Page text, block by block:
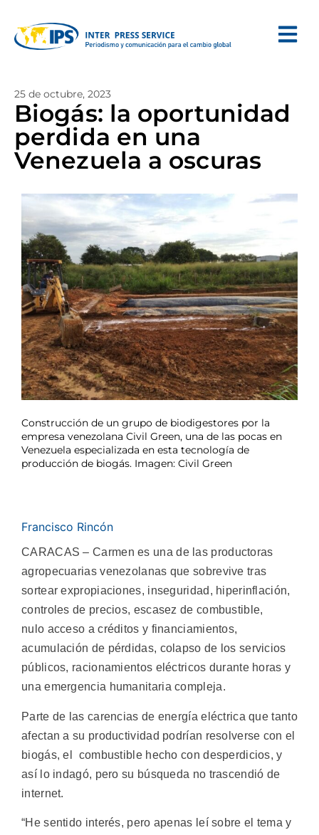
25 de octubre, 2023
Biogás: la oportunidad
perdida en una
Venezuela a oscuras
Construcción de un grupo de biodigestores por la
empresa venezolana Civil Green, una de las pocas en
Venezuela especializada en esta tecnología de
producción de biogás. Imagen: Civil Green
Francisco Rincón
CARACAS – Carmen es una de las productoras
agropecuarias venezolanas que sobrevive tras
sortear expropiaciones, inseguridad, hiperinflación,
controles de precios, escasez de combustible,
nulo acceso a créditos y financiamientos,
acumulación de pérdidas, colapso de los servicios
públicos, racionamientos eléctricos durante horas y
una emergencia humanitaria compleja.
Parte de las carencias de energía eléctrica que tanto
afectan a su productividad podrían resolverse con el
biogás, el combustible hecho con desperdicios, y
así lo indagó, pero su búsqueda no trascendió de
internet.
“He sentido interés, pero apenas leí sobre el tema y